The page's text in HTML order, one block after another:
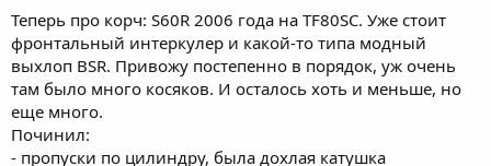
Теперь про корч: S60R 2006 года на TF80SC. Уже стоит
фронтальный интеркулер и какой-то типа модный
выхлоп BSR. Привожу постепенно в порядок, уж очень
там было много косяков. И осталось хоть и меньше, но
еще много.
Починил:
- пропуски по цилиндру, была дохлая катушка